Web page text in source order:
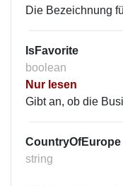
Die Bezeichnung
IsFavorite
boolean
Nur lesen
Gibt an, ob die
CountryOfEurope
string